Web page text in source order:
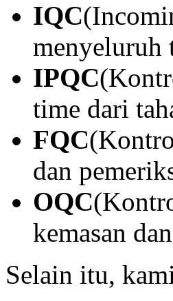
IQC
menyeluruh
IPQC
time dari
FQC
dan
OQC
kemasan
Selain itu,